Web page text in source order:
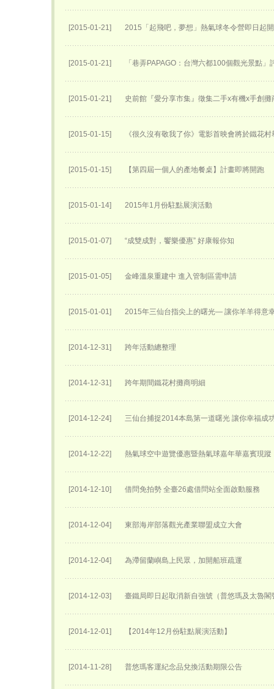
[2015-01-21] 2015「起飛吧，夢想」熱氣球冬令營即日起
[2015-01-21] 「巷弄PAPAGO：台灣六都100個觀光景點」
[2015-01-21] 史前館『愛分享市集』徵集二手x有機x手創攤
[2015-01-15] 《很久沒有敬我了你》電影首映會將於鐵花村
[2015-01-15] 【第四屆一個人的產地餐桌】計畫即將開跑
[2015-01-14] 2015年1月份駐點展演活動
[2015-01-07] “成雙成對，饗樂優惠” 好康報你知
[2015-01-05] 金峰溫泉重建中 進入管制區需申請
[2015-01-01] 2015年三仙台指尖上的曙光— 讓你羊羊得意
[2014-12-31] 跨年活動總整理
[2014-12-31] 跨年期間鐵花村攤商明細
[2014-12-24] 三仙台捕捉2014本島第一道曙光 讓你幸福成
[2014-12-22] 熱氣球空中遊覽優惠暨熱氣球嘉年華嘉賓現蹤
[2014-12-10] 借問免拍勢 全臺26處借問站全面啟動服務
[2014-12-04] 東部海岸部落觀光產業聯盟成立大會
[2014-12-04] 為滯留蘭嶼島上民眾，加開船班疏運
[2014-12-03] 臺鐵局即日起取消新自強號（普悠瑪及太魯
[2014-12-01] 【2014年12月份駐點展演活動】
[2014-11-28] 普悠瑪客運紀念品兌換活動期限公告